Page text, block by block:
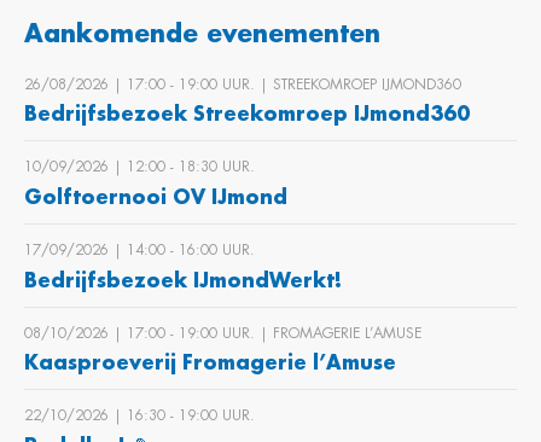
Aankomende evenementen
26/08/2026 | 17:00 ‐ 19:00 UUR. | STREEKOMROEP IJMOND360
Bedrijfsbezoek Streekomroep IJmond360
10/09/2026 | 12:00 ‐ 18:30 UUR.
Golftoernooi OV IJmond
17/09/2026 | 14:00 ‐ 16:00 UUR.
Bedrijfsbezoek IJmondWerkt!
08/10/2026 | 17:00 ‐ 19:00 UUR. | FROMAGERIE L’AMUSE
Kaasproeverij Fromagerie l’Amuse
22/10/2026 | 16:30 ‐ 19:00 UUR.